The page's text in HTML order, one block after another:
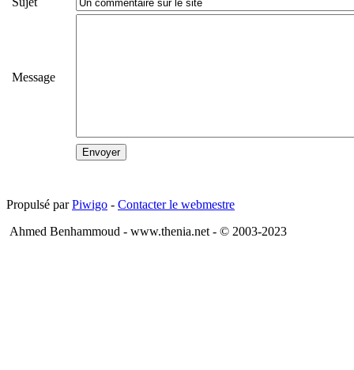
Message
Propulsé parPiwigo - Contacter le webmestre
Ahmed Benhammoud - www.thenia.net - © 2003-2023